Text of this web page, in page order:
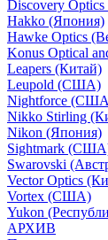
Discovery
Hakko (Япония)
Hawke Optics
Konus Optical
Leapers (Китай)
Leupold (США)
Nightforce
Nikko Stirling
Nikon (Япония)
Sightmark
Swarovski
Vector Optics
Vortex (США)
Yukon
АРХИВ